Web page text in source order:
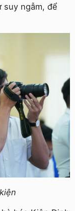
suy ngẫm, để